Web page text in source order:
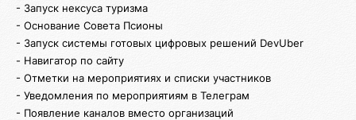
- Запуск нексуса туризма
- Основание Совета Псионы
- Запуск системы готовых цифровых решений DevUber
- Навигатор по сайту
- Отметки на мероприятиях и списки участников
- Уведомления по мероприятиям в Телеграм
- Появление каналов вместо организаций